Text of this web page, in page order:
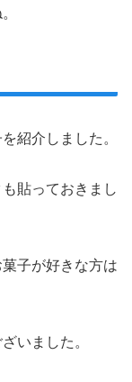
紹介しました。
貼っておきまし
子が好きな方は
いました。